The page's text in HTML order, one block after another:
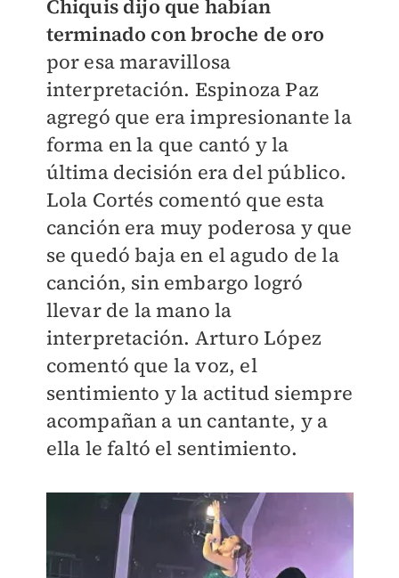
Chiquis dijo que habían
terminado con broche de oro
por esa maravillosa
interpretación. Espinoza Paz
agregó que era impresionante la
forma en la que cantó y la
última decisión era del público.
Lola Cortés comentó que esta
canción era muy poderosa y que
se quedó baja en el agudo de la
canción, sin embargo logró
llevar de la mano la
interpretación. Arturo López
comentó que la voz, el
sentimiento y la actitud siempre
acompañan a un cantante, y a
ella le faltó el sentimiento.